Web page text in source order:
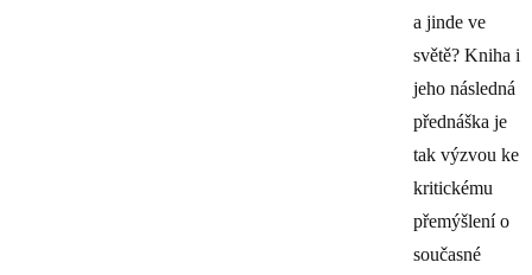
a jinde ve
světě? Kniha i
jeho následná
přednáška je
tak výzvou ke
kritickému
přemýšlení o
současné